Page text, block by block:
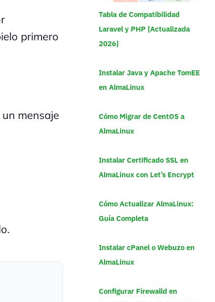
primero
mensaje
Tabla de Compatibilidad
Laravel y PHP [Actualizada
2026]
Instalar Java y Apache TomEE
en AlmaLinux
Cómo Migrar de CentOS a
AlmaLinux
Instalar Certificado SSL en
AlmaLinux con Let’s Encrypt
Cómo Actualizar AlmaLinux:
Guía Completa
Instalar cPanel o Webuzo en
AlmaLinux
Configurar Firewalld en